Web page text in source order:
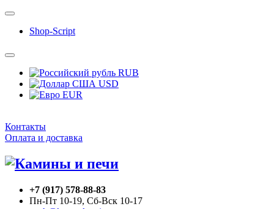
Shop-Script
RUB
USD
EUR
Контакты
Оплата и доставка
+7 (917) 578-88-83
Пн-Пт 10-19, Сб-Вск 10-17